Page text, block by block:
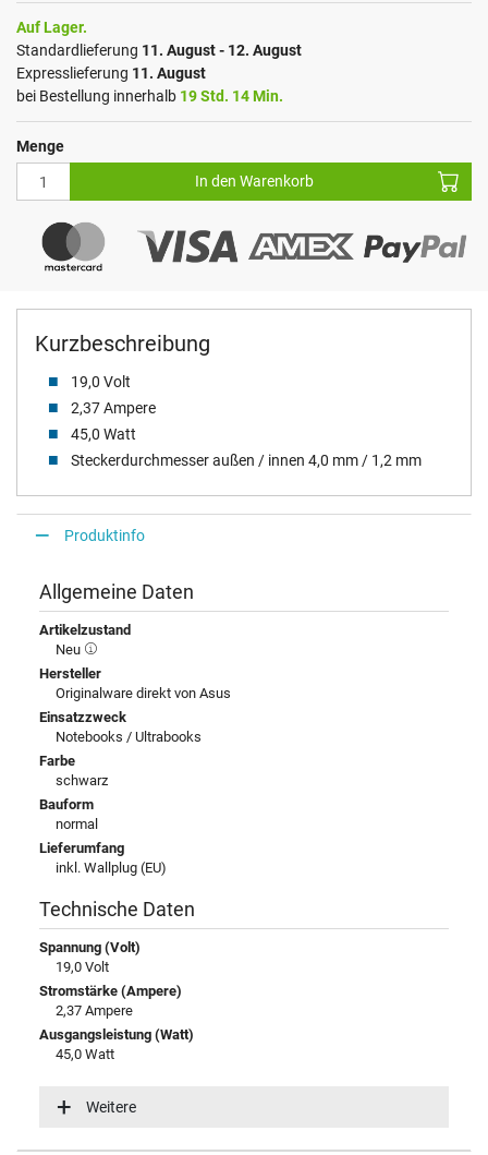
Kurzbeschreibung
19,0 Volt
2,37 Ampere
45,0 Watt
Steckerdurchmesser außen / innen 4,0 mm / 1,2 mm
Auf Lager.
Standardlieferung 11. August - 12. August
Expresslieferung 11. August
bei Bestellung innerhalb 19 Std. 14 Min.
Menge
In den Warenkorb
Produktinfo
Allgemeine Daten
Artikelzustand
Neu
Hersteller
Originalware direkt von Asus
Einsatzzweck
Notebooks / Ultrabooks
Farbe
schwarz
Bauform
normal
Lieferumfang
inkl. Wallplug (EU)
Technische Daten
Spannung (Volt)
19,0 Volt
Stromstärke (Ampere)
2,37 Ampere
Ausgangsleistung (Watt)
45,0 Watt
100-240V / 50-60Hz
Weitere